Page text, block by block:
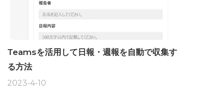
Teamsを活用して日報・週報を自動で収集す
る方法
2023-4-10